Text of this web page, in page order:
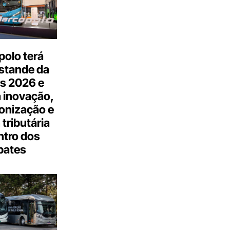
terá
da
2026 e
e
tributária
dos